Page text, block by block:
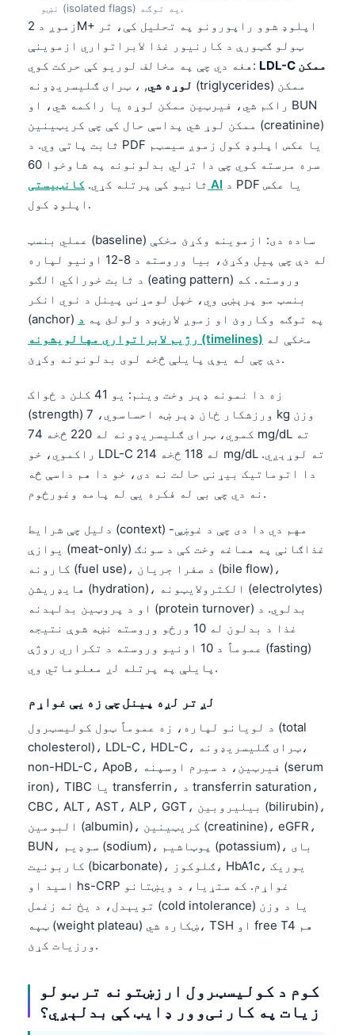
نښو (isolated flags) په توګه.
زموږ د 2M+ اپلوډ شوو راپورونو په تحلیل کې، تر
ټولو ګټورې د کارنیور غذا لابراتواري ازموینې
هغه دي چې په مخالف لوریو کې حرکت کوي: LDL-C ممکن
لوړه شي, ، ټرای ګلیسریډونه (triglycerides) ممکن
راکم شي، فیرټین ممکن لوړه یا راکمه شي، او BUN
ممکن لوړ شي پداسې حال کې چې کریټینین (creatinine)
ثابت پاتې وي. د PDF یا عکس اپلوډ کول زموږ سیسټم
سره مرسته کوي چې دا تړلي بدلونونه په شاوخوا 60
ثانیو کې پرتله کړي. کانټیستی AI
اپلوډ کول.
عملي بنسټ (baseline) ساده دی: ازموینه وکړئ مخکې
له دې چې پیل وکړئ، بیا وروسته د 8-12 اونیو لپاره
د ثابت خوراکي الګو (eating pattern) وروسته. که
بنسټ مو پرېښی وي، خپل لومړنی پینل د نوي انکر
(anchor) په توګه وکاروئ او زموږ لارښود ولولئ په د
رژیم لابراتواري مهالویشونه (timelines)
دې چې له یوې پایلې څخه لوی بدلونونه وکړئ.
زه دا نمونه ډېر وخت وینم: یو 41 کلن د ځواک
(strength) ورزشکار ځان ډېر ښه احساسوي، 7 kg وزن
کموي، ټرای ګلیسریډونه له 220 څخه 74 mg/dL ته
راکموي، خو LDL-C له 118 څخه 214 mg/dL ته لوړېږي.
دا اتوماتیک بیړنی حالت نه دی، خو دا هم داسې څه
نه دي چې بې له فکره یې له پامه وغورځوم.
دلیل چې شرایط (context) مهم دي دا دی چې د غوښې-
یوازې (meat-only) غذاګانې په هماغه وخت کې د سونګ
کارونه (fuel use)، د صفرا جریان (bile flow)،
هایډریشن (hydration)، الکترولایټونه (electrolytes)
او د پروټین بدلېدنه (protein turnover) بدلوي. د
غذا د بدلون له 10 ورځو وروسته نښه شوې نتیجه
عموماً د 10 اونیو وروسته د تکراري روژې (fasting)
پایلې په پرتله لږ معلوماتي وي.
لږ تر لږه پینل چې زه یې غواړم
د لویانو لپاره، زه عموماً ټول کولیسټرول (total
cholesterol)، LDL-C، HDL-C، ټرای ګلیسریډونه،
non-HDL-C، ApoB، فیرټین، د سیرم اوسپنه (serum
iron)، TIBC یا transferrin، د transferrin saturation،
CBC، ALT، AST، ALP، GGT، بیلیروبین (bilirubin)،
البومین (albumin)، کریټینین (creatinine)، eGFR،
BUN، سوډیم (sodium)، پوټاشیم (potassium)، بای
کاربونیت (bicarbonate)، ګلوکوز، HbA1c، یوریک
اسید او hs-CRP غواړم. که ستړیا، د ویښتانو
تویېدل، د یخ نه زغمل (cold intolerance) یا د وزن
ټپه (weight plateau) ښکاره شي، TSH او free T4 هم
ورزیات کړئ.
کوم د کولیسټرول ارزښتونه تر ټولو
زیات په کارنی‌وور ډایټ کې بدلېږي؟